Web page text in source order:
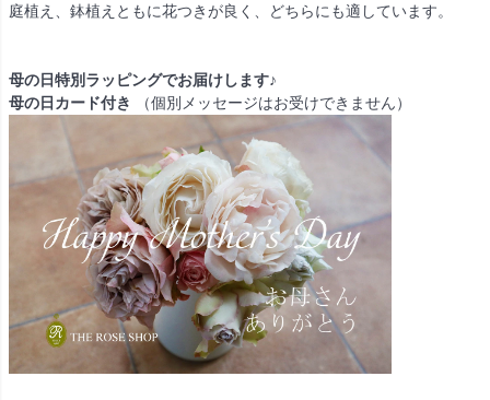
庭植え、鉢植えともに花つきが良く、どちらにも適しています。
母の日特別ラッピングでお届けします♪
母の日カード付き
（個別メッセージはお受けできません）